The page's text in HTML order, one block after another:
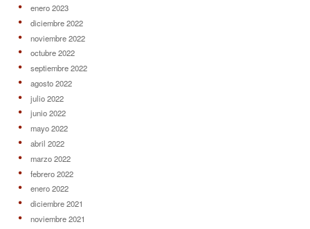
enero 2023
diciembre 2022
noviembre 2022
octubre 2022
septiembre 2022
agosto 2022
julio 2022
junio 2022
mayo 2022
abril 2022
marzo 2022
febrero 2022
enero 2022
diciembre 2021
noviembre 2021